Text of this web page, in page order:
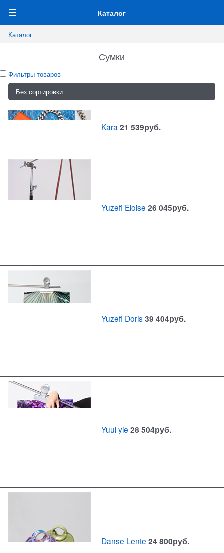
Каталог
Каталог
Сумки
Фильтры товаров
Kara 21 539руб.
Yuzefi Eloise 26 045руб.
Yuzefi Doris39 404руб.
Yuul yie 28 504руб.
Danse Lente 24 800руб.